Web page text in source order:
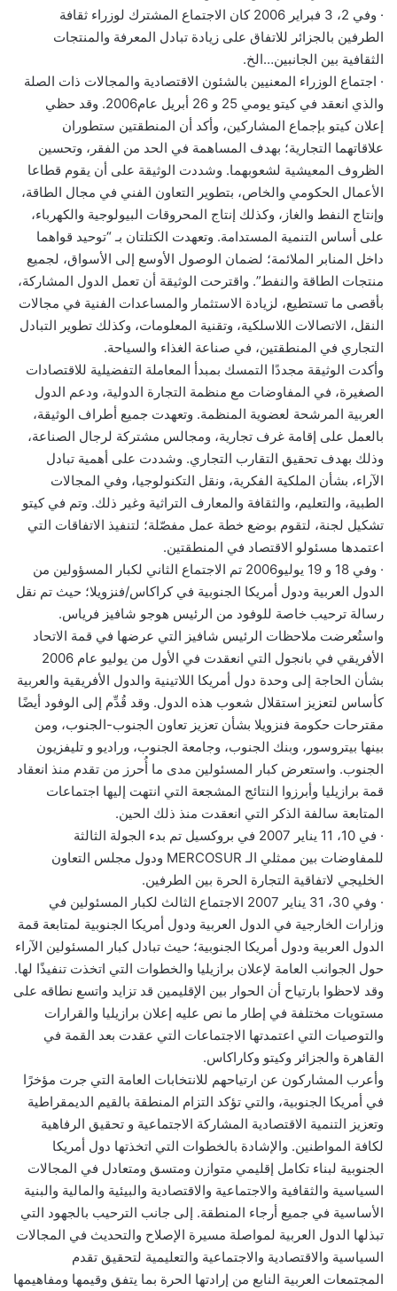
· وفي 2، 3 فبراير 2006 كان الاجتماع المشترك لوزراء ثقافة
الطرفين بالجزائر للاتفاق على زيادة تبادل المعرفة والمنتجات
الثقافية بين الجانبين…الخ.
· اجتماع الوزراء المعنيين بالشئون الاقتصادية والمجالات ذات الصلة
والذي انعقد في كيتو يومي 25 و 26 أبريل عام2006. وقد حظي
إعلان كيتو بإجماع المشاركين، وأكد أن المنطقتين ستطوران
علاقاتهما التجارية؛ بهدف المساهمة في الحد من الفقر، وتحسين
الظروف المعيشية لشعوبهما. وشددت الوثيقة على أن يقوم قطاعا
الأعمال الحكومي والخاص، بتطوير التعاون الفني في مجال الطاقة،
وإنتاج النفط والغاز، وكذلك إنتاج المحروقات البيولوجية والكهرباء،
على أساس التنمية المستدامة. وتعهدت الكتلتان بـ “توحيد قواهما
داخل المنابر الملائمة؛ لضمان الوصول الأوسع إلى الأسواق، لجميع
منتجات الطاقة والنفط”. واقترحت الوثيقة أن تعمل الدول المشاركة،
بأقصى ما تستطيع، لزيادة الاستثمار والمساعدات الفنية في مجالات
النقل، الاتصالات اللاسلكية، وتقنية المعلومات، وكذلك تطوير التبادل
التجاري في المنطقتين، في صناعة الغذاء والسياحة.
وأكدت الوثيقة مجددًا التمسك بمبدأ المعاملة التفضيلية للاقتصادات
الصغيرة، في المفاوضات مع منظمة التجارة الدولية، ودعم الدول
العربية المرشحة لعضوية المنظمة. وتعهدت جميع أطراف الوثيقة،
بالعمل على إقامة غرف تجارية، ومجالس مشتركة لرجال الصناعة،
وذلك بهدف تحقيق التقارب التجاري. وشددت على أهمية تبادل
الآراء، بشأن الملكية الفكرية، ونقل التكنولوجيا، وفي المجالات
الطبية، والتعليم، والثقافة والمعارف التراثية وغير ذلك. وتم في كيتو
تشكيل لجنة، لتقوم بوضع خطة عمل مفصّلة؛ لتنفيذ الاتفاقات التي
اعتمدها مسئولو الاقتصاد في المنطقتين.
· وفي 18 و 19 يوليو2006 تم الاجتماع الثاني لكبار المسؤولين من
الدول العربية ودول أمريكا الجنوبية في كراكاس/فنزويلا؛ حيث تم نقل
رسالة ترحيب خاصة للوفود من الرئيس هوجو شافيز فرياس.
واستُعرضت ملاحظات الرئيس شافيز التي عرضها في قمة الاتحاد
الأفريقي في بانجول التي انعقدت في الأول من يوليو عام 2006
بشأن الحاجة إلى وحدة دول أمريكا اللاتينية والدول الأفريقية والعربية
كأساس لتعزيز استقلال شعوب هذه الدول. وقد قُدِّم إلى الوفود أيضًا
مقترحات حكومة فنزويلا بشأن تعزيز تعاون الجنوب-الجنوب، ومن
بينها بيتروسور، وبنك الجنوب، وجامعة الجنوب، وراديو و تليفزيون
الجنوب. واستعرض كبار المسئولين مدى ما أُحرز من تقدم منذ انعقاد
قمة برازيليا وأبرزوا النتائج المشجعة التي انتهت إليها اجتماعات
المتابعة سالفة الذكر التي انعقدت منذ ذلك الحين.
· في 10، 11 يناير 2007 في بروكسيل تم بدء الجولة الثالثة
للمفاوضات بين ممثلي الـ MERCOSUR ودول مجلس التعاون
الخليجي لاتفاقية التجارة الحرة بين الطرفين.
· وفي 30، 31 يناير 2007 الاجتماع الثالث لكبار المسئولين في
وزارات الخارجية في الدول العربية ودول أمريكا الجنوبية لمتابعة قمة
الدول العربية ودول أمريكا الجنوبية؛ حيث تبادل كبار المسئولين الآراء
حول الجوانب العامة لإعلان برازيليا والخطوات التي اتخذت تنفيذًا لها.
وقد لاحظوا بارتياح أن الحوار بين الإقليمين قد تزايد واتسع نطاقه على
مستويات مختلفة في إطار ما نص عليه إعلان برازيليا والقرارات
والتوصيات التي اعتمدتها الاجتماعات التي عقدت بعد القمة في
القاهرة والجزائر وكيتو وكاراكاس.
وأعرب المشاركون عن ارتياحهم للانتخابات العامة التي جرت مؤخرًا
في أمريكا الجنوبية، والتي تؤكد التزام المنطقة بالقيم الديمقراطية
وتعزيز التنمية الاقتصادية المشاركة الاجتماعية و تحقيق الرفاهية
لكافة المواطنين. والإشادة بالخطوات التي اتخذتها دول أمريكا
الجنوبية لبناء تكامل إقليمي متوازن ومتسق ومتعادل في المجالات
السياسية والثقافية والاجتماعية والاقتصادية والبيئية والمالية والبنية
الأساسية في جميع أرجاء المنطقة. إلى جانب الترحيب بالجهود التي
تبذلها الدول العربية لمواصلة مسيرة الإصلاح والتحديث في المجالات
السياسية والاقتصادية والاجتماعية والتعليمية لتحقيق تقدم
المجتمعات العربية النابع من إرادتها الحرة بما يتفق وقيمها ومفاهيمها